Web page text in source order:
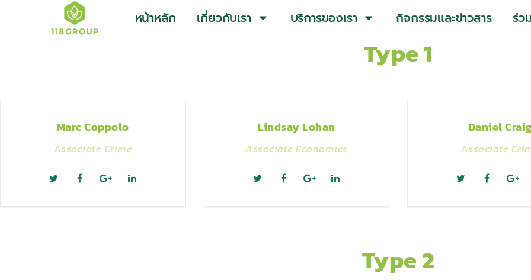
หน้าหลัก เกี่ยวกับเรา บริการของเรา กิจกรรมและข่าวสาร ร่ว
Type 1
Marc Coppolo
Associate Crime
Lindsay Lohan
Associate Economics
Daniel
Associate
Type 2